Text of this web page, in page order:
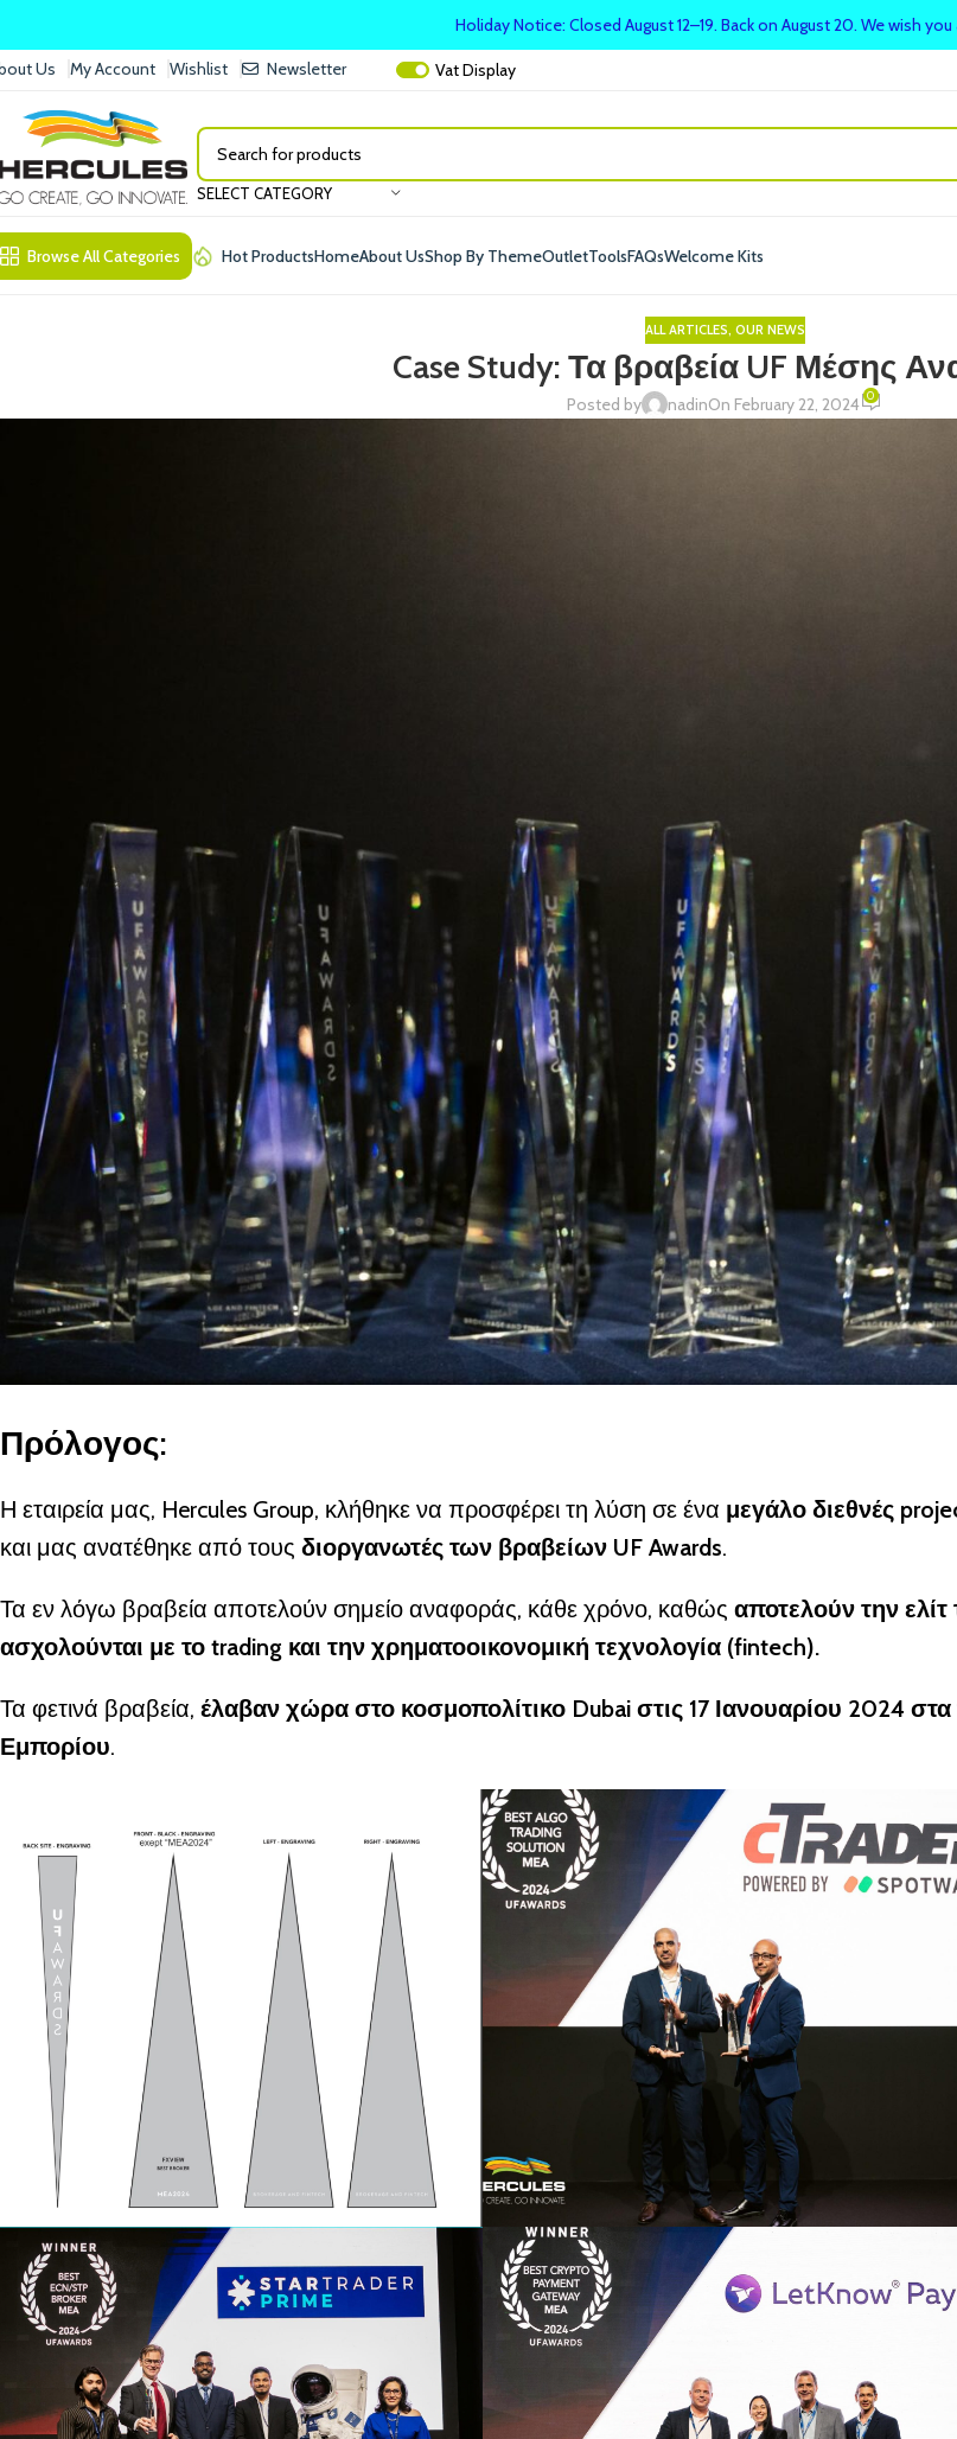
Us My Account Wishlist Newsletter VatDisplay
SELECT CATEGORY
Browse All Categories Hot ProductsHomeAbout UsShop By ThemeOutletToolsFAQsWelcome Kits
ALL ARTICLES, OUR NEWS
Case Study: Τα βραβεία UF Μέσης
Posted by nadinOn February 22, 2024 0
Πρόλογος:
Η εταιρεία μας, Hercules Group, κλήθηκε να προσφέρει τη λύση σε ένα μεγάλο διεθνές
και μας ανατέθηκε από τους διοργανωτές των βραβείων UF Awards.
Τα εν λόγω βραβεία αποτελούν σημείο αναφοράς, κάθε χρόνο, καθώς αποτελούν την ελίτ
ασχολούνται με το trading και την χρηματοοικονομική τεχνολογία (fintech).
Τα φετινά βραβεία, έλαβαν χώρα στο κοσμοπολίτικο Dubai στις 17 Ιανουαρίου 2024
Εμπορίου.
Holiday Notice: Closed August 12–19. Back on August 20. We wish